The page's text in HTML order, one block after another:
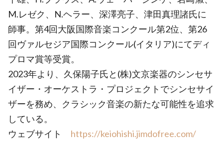
M.レゼク、N.ヘラー、深澤亮子、津田真理諸氏に
師事。第4回大阪国際音楽コンクール第2位、第26
回ヴァルセジア国際コンクール(イタリア)にてディ
プロマ賞等受賞。
2023年より、久保陽子氏と(株)文京楽器のシンセサ
イザー・オーケストラ・プロジェクトでシンセサイ
ザーを務め、クラシック音楽の新たな可能性を追求
している。
ウェブサイト https://keiohishi.jimdofree.com/